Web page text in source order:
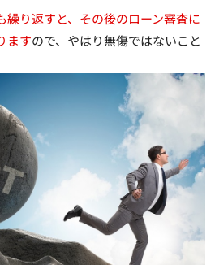
繰り返すと、その後のローン審査に
ますので、やはり無傷ではないこと